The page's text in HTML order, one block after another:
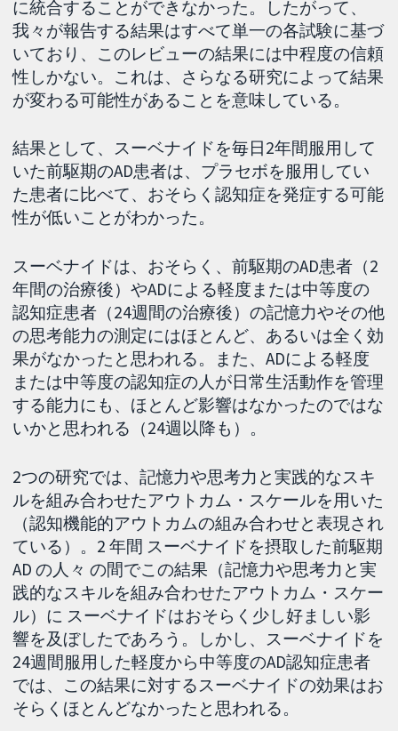
に統合することができなかった。したがって、
我々が報告する結果はすべて単一の各試験に基づ
いており、このレビューの結果には中程度の信頼
性しかない。これは、さらなる研究によって結果
が変わる可能性があることを意味している。
結果として、スーベナイドを毎日2年間服用して
いた前駆期のAD患者は、プラセボを服用してい
た患者に比べて、おそらく認知症を発症する可能
性が低いことがわかった。
スーベナイドは、おそらく、前駆期のAD患者（2
年間の治療後）やADによる軽度または中等度の
認知症患者（24週間の治療後）の記憶力やその他
の思考能力の測定にはほとんど、あるいは全く効
果がなかったと思われる。また、ADによる軽度
または中等度の認知症の人が日常生活動作を管理
する能力にも、ほとんど影響はなかったのではな
いかと思われる（24週以降も）。
2つの研究では、記憶力や思考力と実践的なスキ
ルを組み合わせたアウトカム・スケールを用いた
（認知機能的アウトカムの組み合わせと表現され
ている）。2 年間 スーベナイドを摂取した前駆期
AD の人々 の間でこの結果（記憶力や思考力と実
践的なスキルを組み合わせたアウトカム・スケー
ル）に スーベナイドはおそらく少し好ましい影
響を及ぼしたであろう。しかし、スーベナイドを
24週間服用した軽度から中等度のAD認知症患者
では、この結果に対するスーベナイドの効果はお
そらくほとんどなかったと思われる。